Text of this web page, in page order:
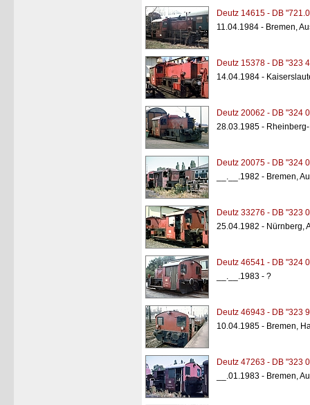
Deutz 14615 - DB
11.04.1984 - Bremen,
Deutz 15378 - DB "323
14.04.1984 -
Deutz 20062 - DB "324
28.03.1985 -
Deutz 20075 - DB "324
__.__.1982 - Bremen,
Deutz 33276 - DB "323
25.04.1982 - Nürnberg,
Deutz 46541 - DB "324
__.__.1983 - ?
Deutz 46943 - DB "323
10.04.1985 - Bremen,
Deutz 47263 - DB "323
__.01.1983 - Bremen,